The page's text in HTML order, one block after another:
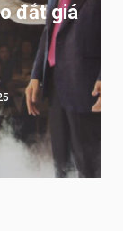
đắt giá